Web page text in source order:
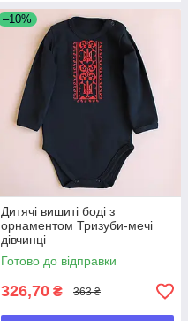
–10%
Дитячі вишиті боді з
орнаментом Тризуби-мечі
дівчинці
Готово до відправки
326,70 ₴ 363 ₴